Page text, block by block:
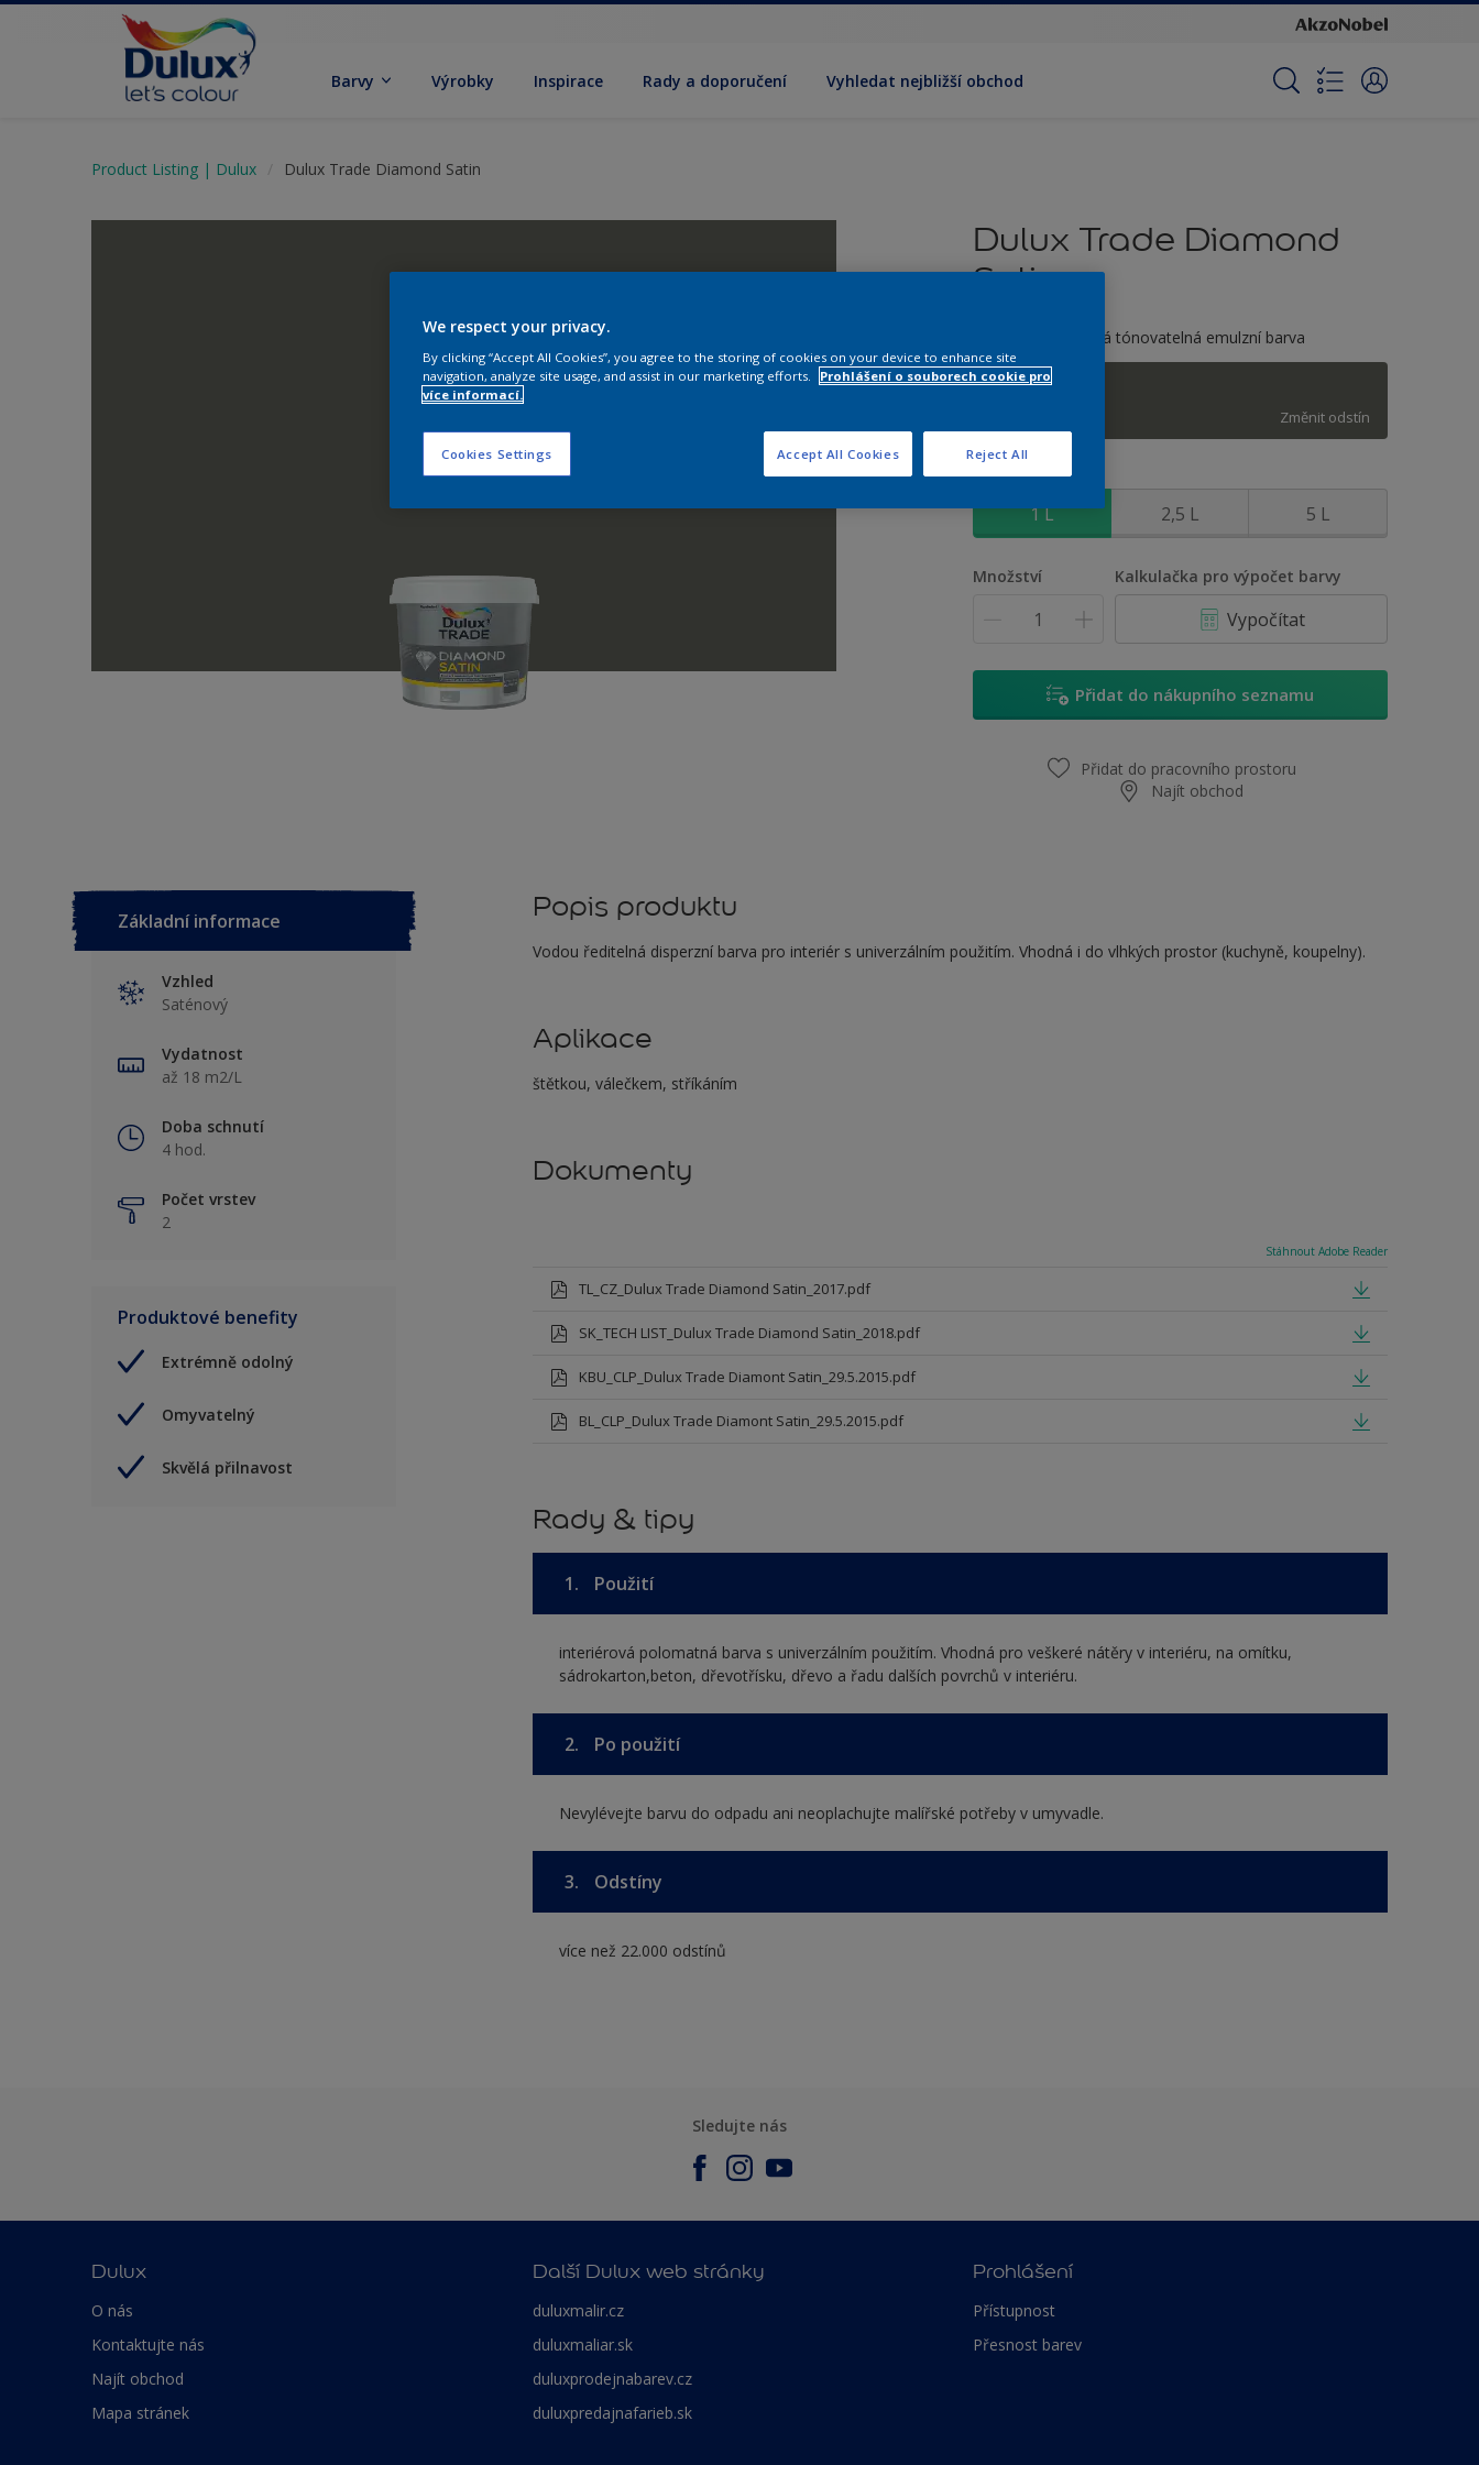
Barvy Výrobky Inspirace Rady a doporučení Vyhledat nejbližší obchod
Product Listing | Dulux Dulux Trade Diamond Satin
Dulux Trade Diamond
Satin
Vysoce omyvatelná tónovatelná emulzní barva
H9.05.36
Změnit odstín
Velikost
1 L 2,5 L 5 L
Množství Kalkulačka pro výpočet barvy
Vypočítat
Přidat do nákupního seznamu
Přidat do pracovního prostoru
Najít obchod
Základní informace
Vzhled
Saténový
Vydatnost
až 18 m2/L
Doba schnutí
4 hod.
Počet vrstev
2
Produktové benefity
Extrémně odolný
Omyvatelný
Skvělá přilnavost
Popis produktu
Vodou ředitelná disperzní barva pro interiér s univerzálním použitím. Vhodná i do vlhkých prostor (kuchyně, koupelny).
Aplikace
štětkou, válečkem, stříkáním
Dokumenty
Stáhnout Adobe Reader
TL_CZ_Dulux Trade Diamond Satin_2017.pdf
SK_TECH LIST_Dulux Trade Diamond Satin_2018.pdf
KBU_CLP_Dulux Trade Diamont Satin_29.5.2015.pdf
BL_CLP_Dulux Trade Diamont Satin_29.5.2015.pdf
Rady & tipy
1. Použití
interiérová polomatná barva s univerzálním použitím. Vhodná pro veškeré nátěry v interiéru, na omítku,
sádrokarton,beton, dřevotřísku, dřevo a řadu dalších povrchů v interiéru.
2. Po použití
Nevylévejte barvu do odpadu ani neoplachujte malířské potřeby v umyvadle.
3. Odstíny
více než 22.000 odstínů
Sledujte nás
Dulux
O nás
Kontaktujte nás
Najít obchod
Mapa stránek
Další Dulux web stránky
duluxmalir.cz
duluxmaliar.sk
duluxprodejnabarev.cz
duluxpredajnafarieb.sk
Prohlášení
Přístupnost
Přesnost barev
We respect your privacy.
By clicking “Accept All Cookies”, you agree to the storing of cookies on your device to enhance site
navigation, analyze site usage, and assist in our marketing efforts.
Prohlášení o souborech cookie pro
více informací.
Cookies Settings Reject All
Accept All Cookies